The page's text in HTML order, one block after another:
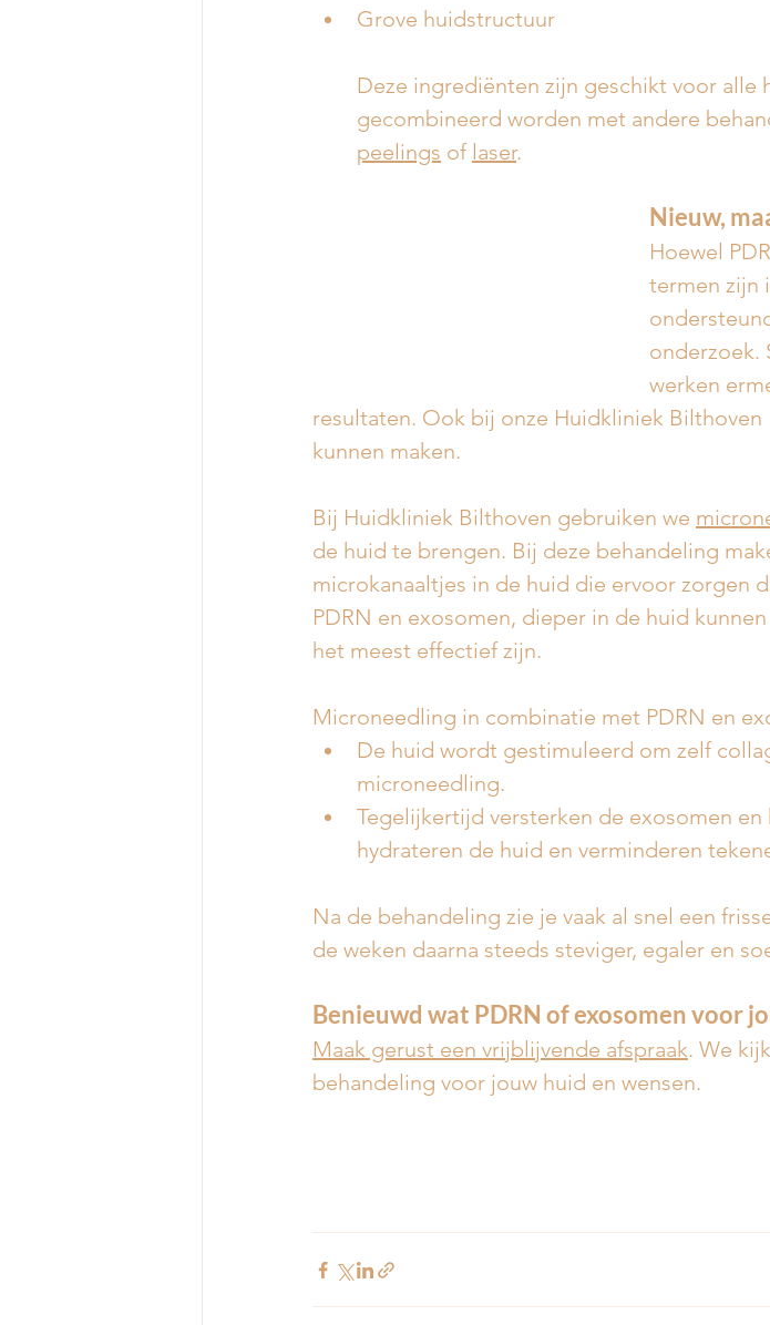
Grove huidstructuur
Deze ingrediënten zijn geschikt voor alle
gecombineerd worden met andere
peelings of laser.
Nieuw,
Hoewel
termen zijn
onderzoek.
werken
resultaten. Ook bij onze Huidkliniek Bilthoven
kunnen maken.
Bij Huidkliniek Bilthoven gebruiken we
de huid te brengen. Bij deze behandeling
microkanaaltjes in de huid die ervoor zorgen
PDRN en exosomen, dieper in de huid
het meest effectief zijn.
Microneedling in combinatie met PDRN en
De huid wordt gestimuleerd om zelf
microneedling.
Tegelijkertijd versterken de exosomen
hydrateren de huid en verminderen
Na de behandeling zie je vaak al snel een
de weken daarna steeds steviger, egaler en
Benieuwd wat PDRN of exosomen voor
Maak gerust een vrijblijvende afspraak. We
behandeling voor jouw huid en wensen.